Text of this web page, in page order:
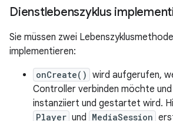
Dienstlebenszyklus
Sie müssen zwei
implementieren:
onCreate() wird aufgerufen,
Controller verbinden möchte
instanziiert und gestartet wird.
Player und MediaSession